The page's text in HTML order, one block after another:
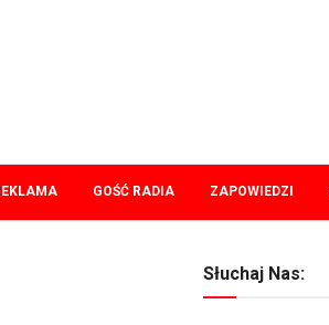
GOŚĆ RADIA ZAPOWIEDZI
Słuchaj Nas: